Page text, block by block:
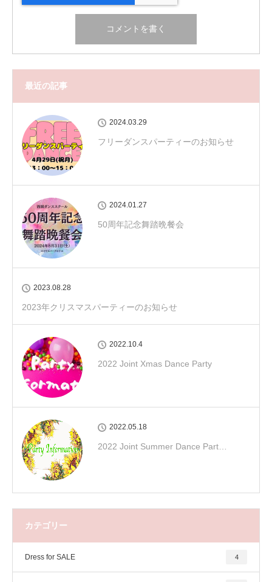
最近の記事
2024.03.29
フリーダンスパーティーのお知らせ
2024.01.27
50周年記念舞踏晩餐会
2023.08.28
2023年クリスマスパーティーのお知らせ
2022.10.4
2022 Joint Xmas Dance Party
2022.05.18
2022 Joint Summer Dance Part…
カテゴリー
Dress for SALE 4